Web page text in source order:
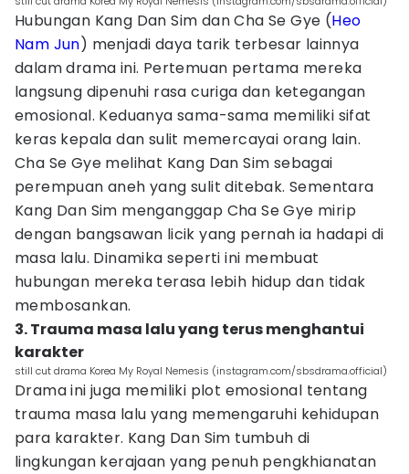
Hubungan Kang Dan Sim dan Cha Se Gye (Heo
Nam Jun) menjadi daya tarik terbesar lainnya
dalam drama ini. Pertemuan pertama mereka
langsung dipenuhi rasa curiga dan ketegangan
emosional. Keduanya sama-sama memiliki sifat
keras kepala dan sulit memercayai orang lain.
Cha Se Gye melihat Kang Dan Sim sebagai
perempuan aneh yang sulit ditebak. Sementara
Kang Dan Sim menganggap Cha Se Gye mirip
dengan bangsawan licik yang pernah ia hadapi di
masa lalu. Dinamika seperti ini membuat
hubungan mereka terasa lebih hidup dan tidak
membosankan.
3. Trauma masa lalu yang terus menghantui
karakter
still cut drama Korea My Royal Nemesis (instagram.com/sbsdrama.official)
Drama ini juga memiliki plot emosional tentang
trauma masa lalu yang memengaruhi kehidupan
para karakter. Kang Dan Sim tumbuh di
lingkungan kerajaan yang penuh pengkhianatan